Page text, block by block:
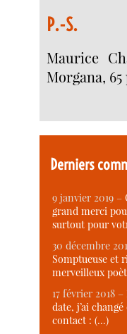
P.-S.
Maurice
Morgana, 65
Derniers
9 janvier 2019 –
grand merci
surtout pour
30 décembre
Somptueuse et
merveilleux
17 février 2018 –
date, j’ai changé
contact : (…)